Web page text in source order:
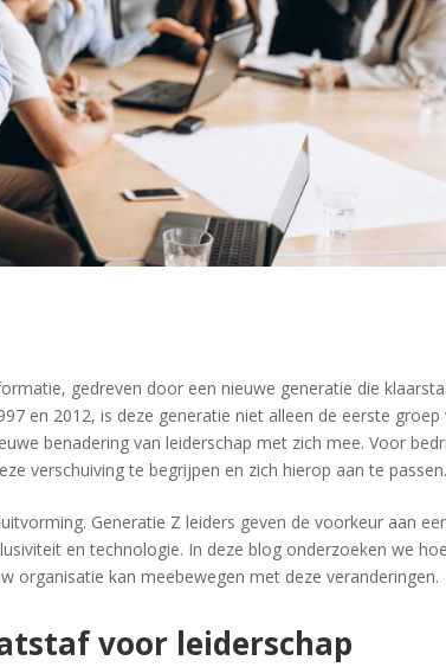
gedreven door een nieuwe generatie die
en 2012, is deze generatie niet alleen de eerste groep
benadering van leiderschap met zich mee. Voor
verschuiving te begrijpen en zich hierop aan te
Generatie Z leiders geven de voorkeur aan
en technologie. In deze blog onderzoeken we
organisatie kan meebewegen met deze veranderingen.
voor leiderschap